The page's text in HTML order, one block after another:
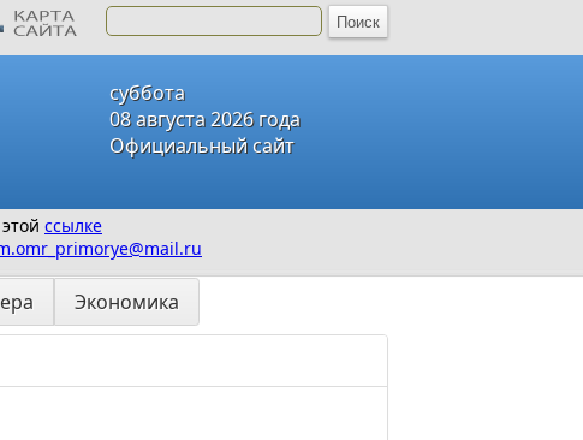
суббота
08 августа 2026 года
Официальный сайт
ссылке
Экономика